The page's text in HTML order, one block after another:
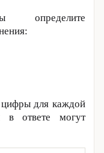
определите
для каждой
в ответе могут